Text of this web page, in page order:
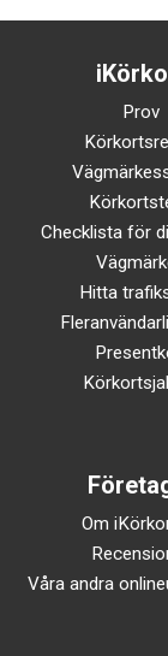
Prov
Checklista för
Hitta
Om
Våra andra